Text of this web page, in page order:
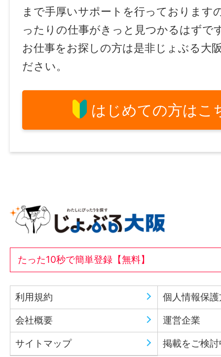
まで手厚いサポートを行っております
ったりの仕事がきっと見つかるはずで
お仕事をお探しの方は是非じょぶる大
ださい。
はじめての方はこ
たった10秒で簡単登録【無料】
利用規約 個人情報保
会社概要 運営企業
サイトマップ 掲載をご検